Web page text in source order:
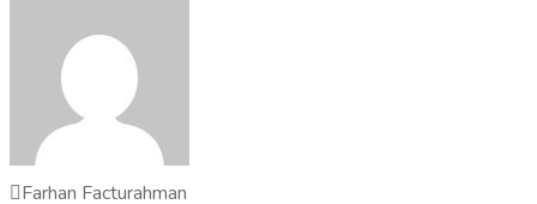
Farhan Facturahman